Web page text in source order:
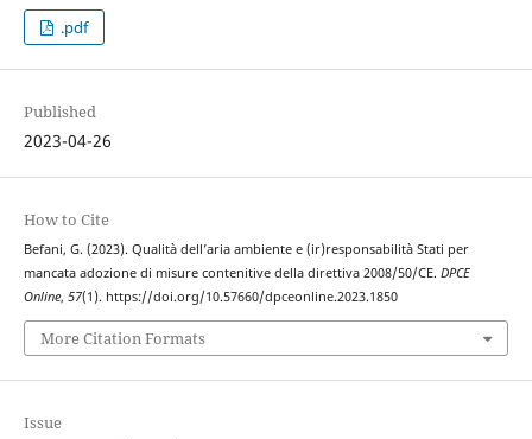
.pdf
Published
2023-04-26
How to Cite
Befani, G. (2023). Qualità dell’aria ambiente e (ir)responsabilità Stati per
mancata adozione di misure contenitive della direttiva 2008/50/CE. DPCE
Online, 57(1). https://doi.org/10.57660/dpceonline.2023.1850
More Citation Formats
Issue